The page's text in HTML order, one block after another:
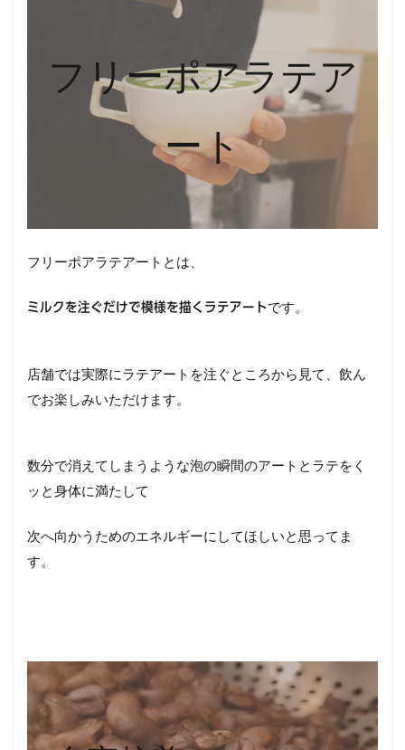
フリーポアラテア
ート
フリーポアラテアートとは、
ミルクを注ぐだけで模様を描くラテアートです。
店舗では実際にラテアートを注ぐところから見て、飲ん
でお楽しみいただけます。
数分で消えてしまうような泡の瞬間のアートとラテをく
ッと身体に満たして
次へ向かうためのエネルギーにしてほしいと思ってま
す。